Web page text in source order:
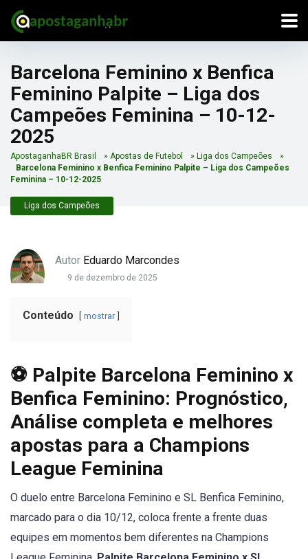
Barcelona Feminino x Benfica
Feminino Palpite – Liga dos
Campeões Feminina – 10-12-
2025
ApostaganhaBR Brasil » Apostas de Futebol » Liga dos Campeões
»
Barcelona Feminino x Benfica Feminino Palpite – Liga dos Campeões
Feminina – 10-12-2025
Liga dos Campeões
Autor Eduardo Marcondes
9 de dezembro de 2025
Conteúdo mostrar
⚽ Palpite Barcelona Feminino x
Benfica Feminino: Prognóstico,
Análise completa e melhores
apostas para a Champions
League Feminina
O duelo entre Barcelona Feminino e SL Benfica Feminino,
marcado para o dia 10/12, coloca frente a frente duas
equipes em momentos bem diferentes na Champions